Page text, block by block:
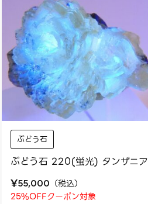
ぶどう石
ぶどう石 220(蛍光) タンザニア
¥55,000 （税込）
25%OFFクーポン対象